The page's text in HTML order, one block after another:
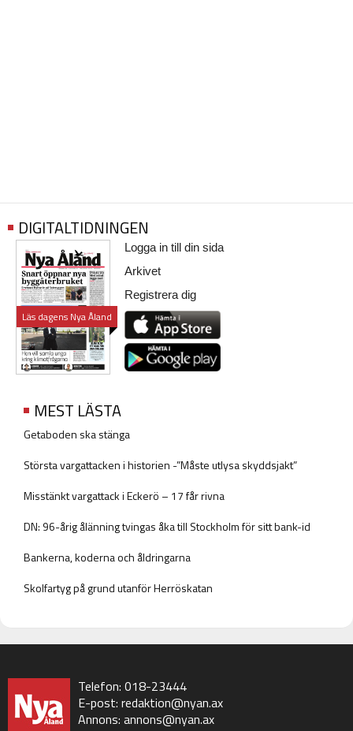
DIGITALTIDNINGEN
Läs dagens Nya Åland
Logga in till din sida
Arkivet
Registrera dig
MEST LÄSTA
Getaboden ska stänga
Största vargattacken i historien -”Måste utlysa skyddsjakt”
Misstänkt vargattack i Eckerö – 17 får rivna
DN: 96-årig ålänning tvingas åka till Stockholm för sitt bank-id
Bankerna, koderna och åldringarna
Skolfartyg på grund utanför Herröskatan
Telefon: 018-23444
E-post: redaktion@nyan.ax
Annons: annons@nyan.ax